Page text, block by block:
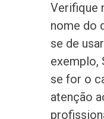
Verifique
nome do
se de
exemplo,
se for o
atenção